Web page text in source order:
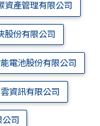
資產管理有限公司
股份有限公司
電池股份有限公司
資訊有限公司
司